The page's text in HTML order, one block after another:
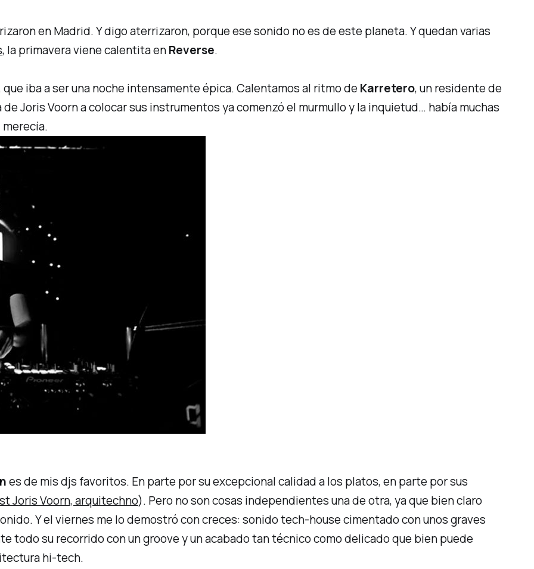
en Madrid. Y digo aterrizaron, porque ese sonido no es de este planeta. Y quedan varias
, la primavera viene calentita enReverse.
iba a ser una noche intensamente épica. Calentamos al ritmo de Karretero, un residente de
Joris Voorn a colocar sus instrumentos ya comenzó el murmullo y la inquietud… había muchas
es de mis djs favoritos. En parte por su excepcional calidad a los platos, en parte por sus
Joris Voorn, arquitechno). Pero no son cosas independientes una de otra, ya que bien claro
Y el viernes me lo demostró con creces: sonidotech-housecimentado con unos graves
todo su recorrido con ungroovey un acabado tan técnico como delicado que bien puede
hi-tech.